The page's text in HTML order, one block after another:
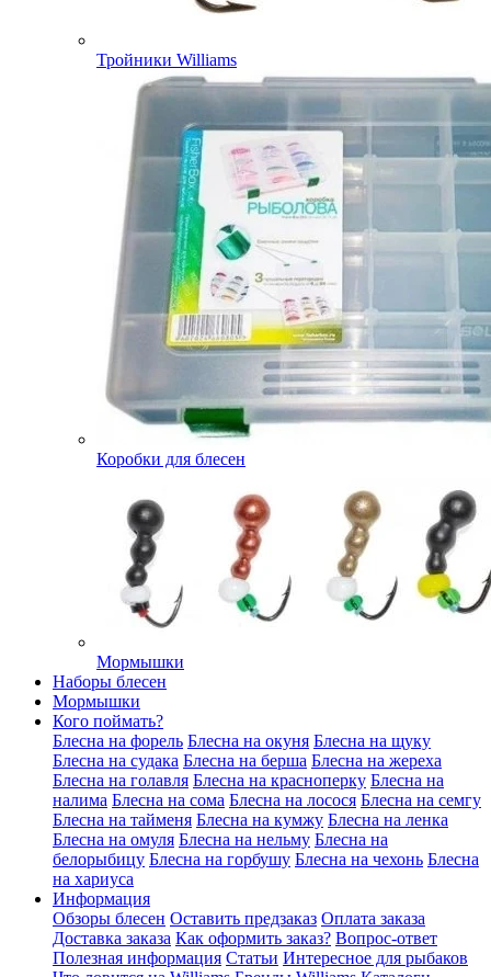
Тройники Williams
Коробки для блесен
Мормышки
Наборы блесен
Мормышки
Кого поймать?
Блесна на форель Блесна на окуня Блесна на щуку
Блесна на судака Блесна на берша Блесна на жереха
Блесна на голавля Блесна на красноперку Блесна на
налима Блесна на сома Блесна на лосося Блесна на семгу
Блесна на тайменя Блесна на кумжу Блесна на ленка
Блесна на омуля Блесна на нельму Блесна на
белорыбицу Блесна на горбушу Блесна на чехонь Блесна
на хариуса
Информация
Обзоры блесен Оставить предзаказ Оплата заказа
Доставка заказа Как оформить заказ? Вопрос-ответ
Полезная информация Статьи Интересное для рыбаков